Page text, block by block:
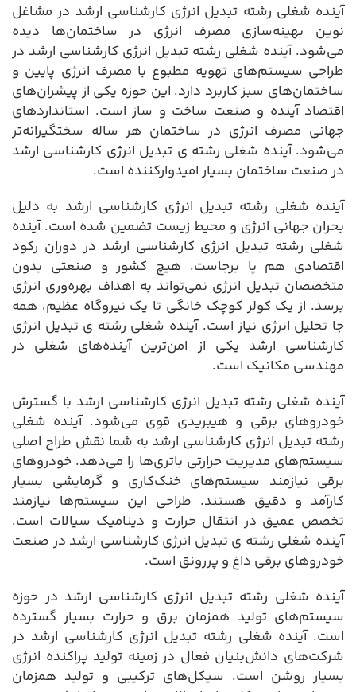
آینده شغلی رشته تبدیل انرژی کارشناسی ارشد در مشاغل
نوین بهینه‌سازی مصرف انرژی در ساختمان‌ها دیده
می‌شود. آینده شغلی رشته تبدیل انرژی کارشناسی ارشد در
طراحی سیستم‌های تهویه مطبوع با مصرف انرژی پایین و
ساختمان‌های سبز کاربرد دارد. این حوزه یکی از پیشران‌های
اقتصاد آینده و صنعت ساخت و ساز است. استانداردهای
جهانی مصرف انرژی در ساختمان هر ساله سختگیرانه‌تر
می‌شود. آینده شغلی رشته ی تبدیل انرژی کارشناسی ارشد
در صنعت ساختمان بسیار امیدوارکننده است.
آینده شغلی رشته تبدیل انرژی کارشناسی ارشد به دلیل
بحران جهانی انرژی و محیط زیست تضمین شده است. آینده
شغلی رشته تبدیل انرژی کارشناسی ارشد در دوران رکود
اقتصادی هم پا برجاست. هیچ کشور و صنعتی بدون
متخصصان تبدیل انرژی نمی‌تواند به اهداف بهره‌وری انرژی
برسد. از یک کولر کوچک خانگی تا یک نیروگاه عظیم، همه
جا تحلیل انرژی نیاز است. آینده شغلی رشته ی تبدیل انرژی
کارشناسی ارشد یکی از امن‌ترین آینده‌های شغلی در
مهندسی مکانیک است.
آینده شغلی رشته تبدیل انرژی کارشناسی ارشد با گسترش
خودروهای برقی و هیبریدی قوی می‌شود. آینده شغلی
رشته تبدیل انرژی کارشناسی ارشد به شما نقش طراح اصلی
سیستم‌های مدیریت حرارتی باتری‌ها را می‌دهد. خودروهای
برقی نیازمند سیستم‌های خنک‌کاری و گرمایشی بسیار
کارآمد و دقیق هستند. طراحی این سیستم‌ها نیازمند
تخصص عمیق در انتقال حرارت و دینامیک سیالات است.
آینده شغلی رشته ی تبدیل انرژی کارشناسی ارشد در صنعت
خودروهای برقی داغ و پررونق است.
آینده شغلی رشته تبدیل انرژی کارشناسی ارشد در حوزه
سیستم‌های تولید همزمان برق و حرارت بسیار گسترده
است. آینده شغلی رشته تبدیل انرژی کارشناسی ارشد در
شرکت‌های دانش‌بنیان فعال در زمینه تولید پراکنده انرژی
بسیار روشن است. سیکل‌های ترکیبی و تولید همزمان